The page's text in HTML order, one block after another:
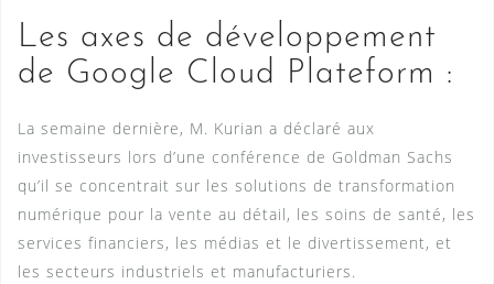
Les axes de développement
de Google Cloud Plateform :
La semaine dernière, M. Kurian a déclaré aux
investisseurs lors d’une conférence de Goldman Sachs
qu’il se concentrait sur les solutions de transformation
numérique pour la vente au détail, les soins de santé, les
services financiers, les médias et le divertissement, et
les secteurs industriels et manufacturiers.